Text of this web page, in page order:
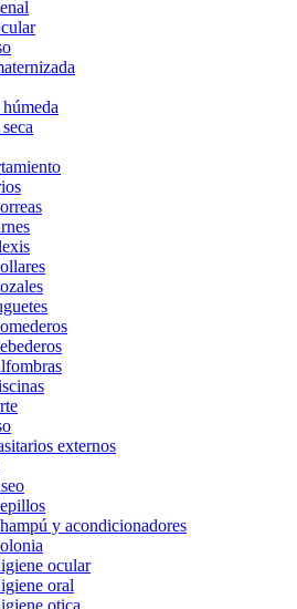
externos
y acondicionadores
ocular
oral
otica